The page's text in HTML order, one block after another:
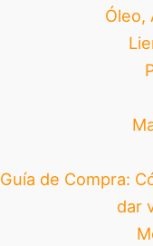
Óleo,
Guía de Compra:
dar